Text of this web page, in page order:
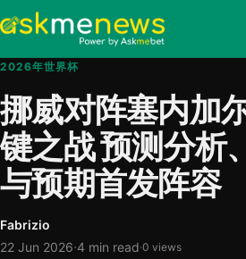
2026年世界杯
挪威对阵塞内加
键之战 预测分析
与预期首发阵容
Fabrizio
22 Jun 2026·4 min read·0 views